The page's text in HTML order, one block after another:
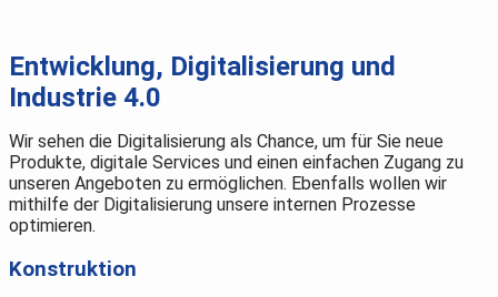
Entwicklung, Digitalisierung und
Industrie 4.0
Wir sehen die Digitalisierung als Chance, um für Sie neue
Produkte, digitale Services und einen einfachen Zugang zu
unseren Angeboten zu ermöglichen. Ebenfalls wollen wir
mithilfe der Digitalisierung unsere internen Prozesse
optimieren.
Konstruktion